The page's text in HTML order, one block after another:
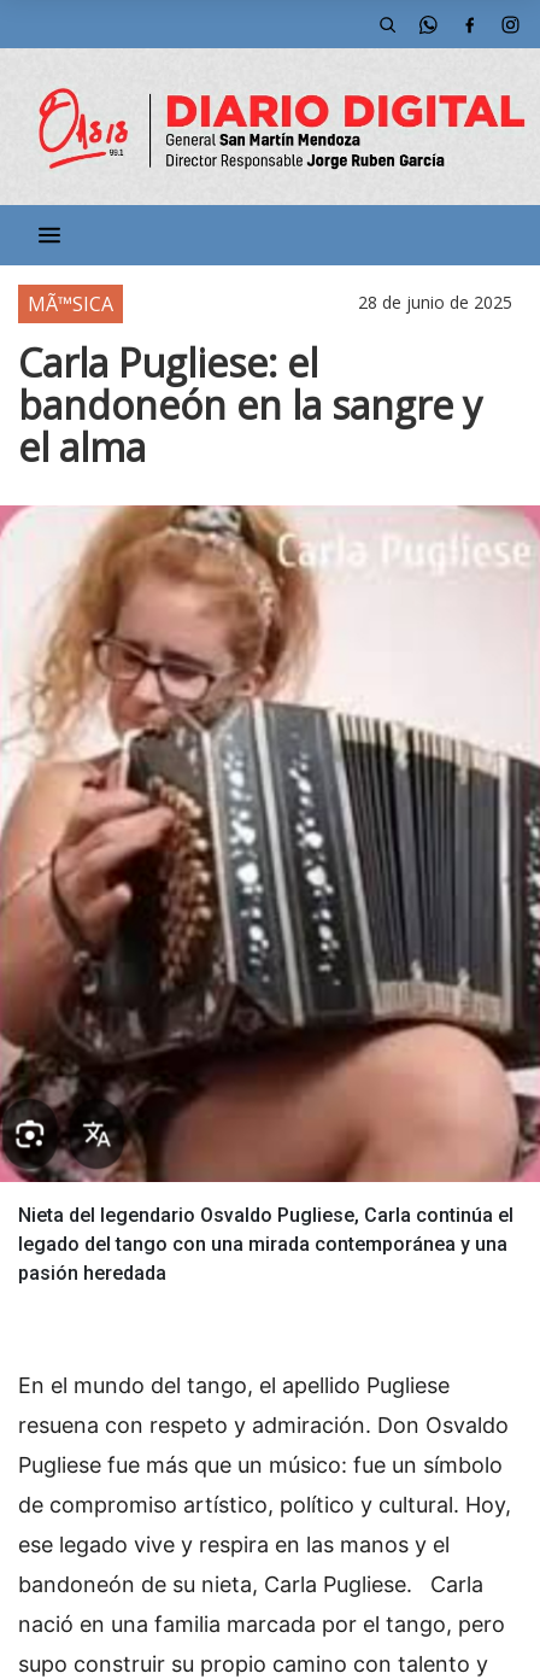
MÃ™SICA 28 de junio de 2025
Carla Pugliese: el
bandoneón en la sangre y
el alma
Nieta del legendario Osvaldo Pugliese, Carla continúa el
legado del tango con una mirada contemporánea y una
pasión heredada
En el mundo del tango, el apellido Pugliese
resuena con respeto y admiración. Don Osvaldo
Pugliese fue más que un músico: fue un símbolo
de compromiso artístico, político y cultural. Hoy,
ese legado vive y respira en las manos y el
bandoneón de su nieta, Carla Pugliese.
Carla
nació en una familia marcada por el tango, pero
supo construir su propio camino con talento y